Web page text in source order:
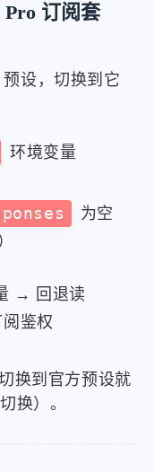
Pro 订阅套
设，切换到它
环境变量
为空
→ 回退读
鉴权
换到官方预设就
换）。